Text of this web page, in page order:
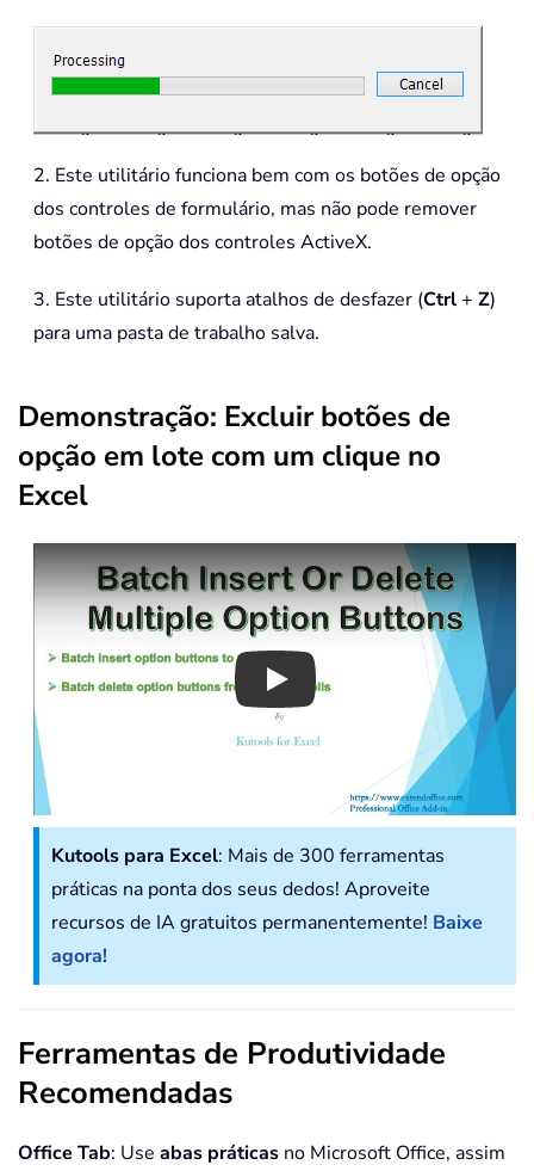
2. Este utilitário funciona bem com os botões de opção
dos controles de formulário, mas não pode remover
botões de opção dos controles ActiveX.
3. Este utilitário suporta atalhos de desfazer (Ctrl+ Z)
para uma pasta de trabalho salva.
Demonstração: Excluir botões de
opção em lote com um clique no
Excel
Play
Kutools para Excel: Mais de 300 ferramentas
práticas na ponta dos seus dedos! Aproveite
recursos de IA gratuitos permanentemente! Baixe
agora!
Ferramentas de Produtividade
Recomendadas
Office Tab: Use abas práticas no Microsoft Office, assim